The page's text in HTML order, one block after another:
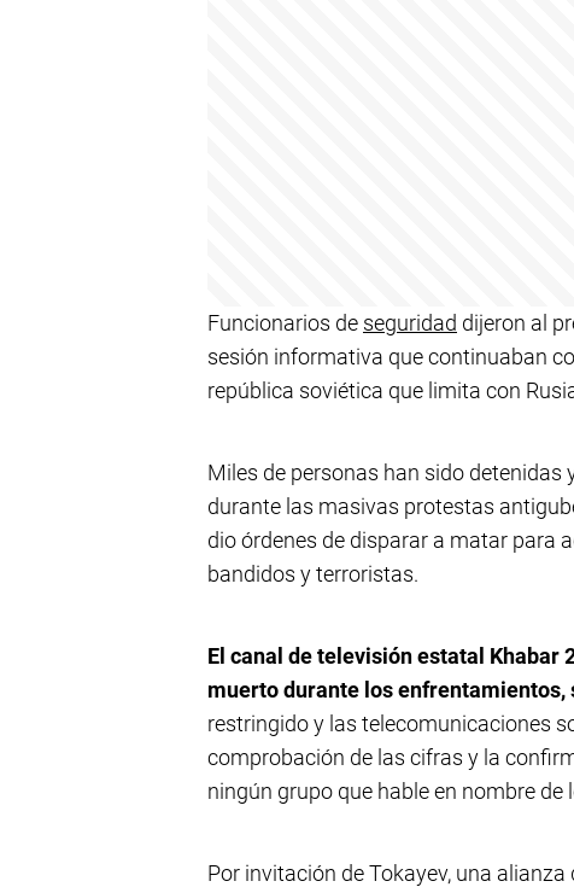
Funcionarios de seguridad dijeron al
sesión informativa que continuaban
república soviética que limita con
Miles de personas han sido
durante las masivas protestas
dio órdenes de disparar a matar para
bandidos y terroristas.
El canal de televisión estatal Khabar
muerto durante los
restringido y las telecomunicaciones
comprobación de las cifras y la
ningún grupo que hable en nombre
Por invitación de Tokayev, una